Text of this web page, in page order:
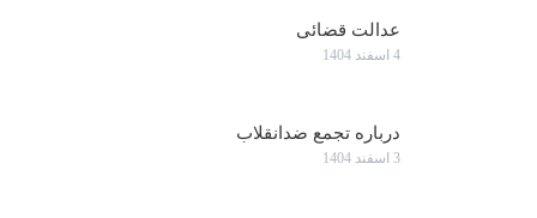
عدالت قضائی
4 اسفند 1404
درباره تجمع ضدانقلاب
3 اسفند 1404